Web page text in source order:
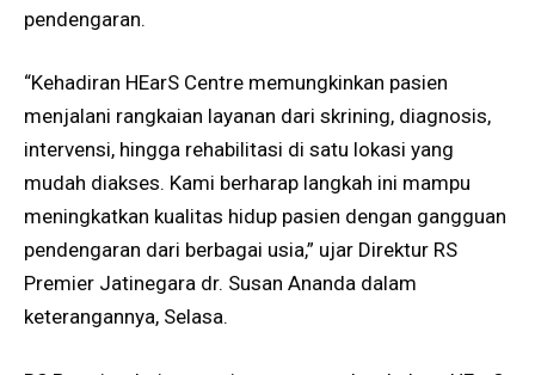
pendengaran.
“Kehadiran HEarS Centre memungkinkan pasien
menjalani rangkaian layanan dari skrining, diagnosis,
intervensi, hingga rehabilitasi di satu lokasi yang
mudah diakses. Kami berharap langkah ini mampu
meningkatkan kualitas hidup pasien dengan gangguan
pendengaran dari berbagai usia,” ujar Direktur RS
Premier Jatinegara dr. Susan Ananda dalam
keterangannya, Selasa.